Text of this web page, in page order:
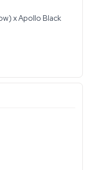
x Apollo Black